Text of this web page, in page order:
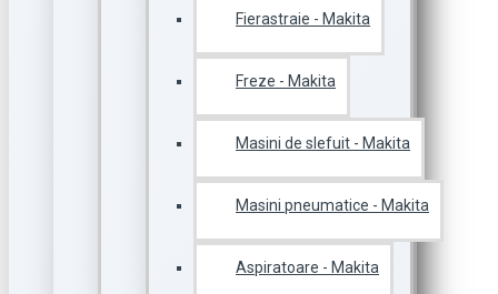
Fierastraie - Makita
Freze - Makita
Masini de slefuit - Makita
Masini pneumatice - Makita
Aspiratoare - Makita